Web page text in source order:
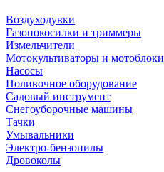
Воздуходувки
Газонокосилки и триммеры
Измельчители
Мотокультиваторы и мотоблоки
Насосы
Поливочное оборудование
Садовый инструмент
Снегоуборочные машины
Тачки
Умывальники
Электро-бензопилы
Дровоколы